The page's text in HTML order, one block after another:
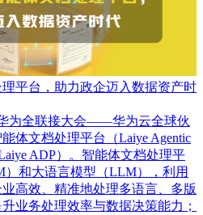
平台，助力政企迈入数据资产时
为全联接大会——华为云全球伙
体文档处理平台（Laiye Agentic
ADP）。智能体文档处理平
和大语言模型（LLM），利用
高效、精准地处理多语言、多版
业务处理效率与数据决策能力；